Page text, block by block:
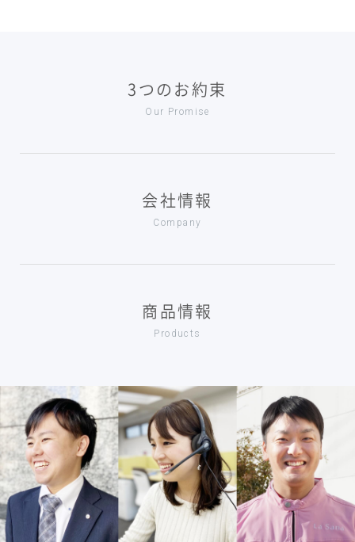
3つのお約束
Our Promise
会社情報
Company
商品情報
Products